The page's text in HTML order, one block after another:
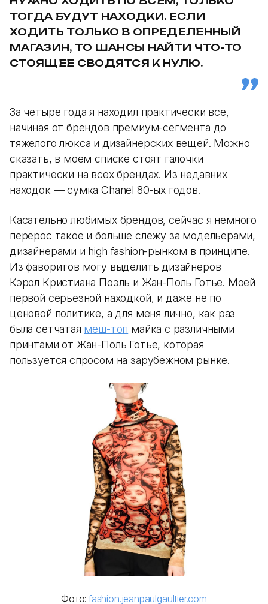
ТОГДА БУДУТ НАХОДКИ. ЕСЛИ
ХОДИТЬ ТОЛЬКО В ОПРЕДЕЛЕННЫЙ
МАГАЗИН, ТО ШАНСЫ НАЙТИ ЧТО-ТО
СТОЯЩЕЕ СВОДЯТСЯ К НУЛЮ.
За четыре года я находил практически все,
начиная от брендов премиум-сегмента до
тяжелого люкса и дизайнерских вещей. Можно
сказать, в моем списке стоят галочки
практически на всех брендах. Из недавних
находок — сумка Chanel 80-ых годов.
Касательно любимых брендов, сейчас я немного
перерос такое и больше слежу за модельерами,
дизайнерами и high fashion-рынком в принципе.
Из фаворитов могу выделить дизайнеров
Кэрол Кристиана Поэль и Жан-Поль Готье. Моей
первой серьезной находкой, и даже не по
ценовой политике, а для меня лично, как раз
была сетчатая меш-топ майка с различными
принтами от Жан-Поль Готье, которая
пользуется спросом на зарубежном рынке.
Фото: fashion.jeanpaulgaultier.com